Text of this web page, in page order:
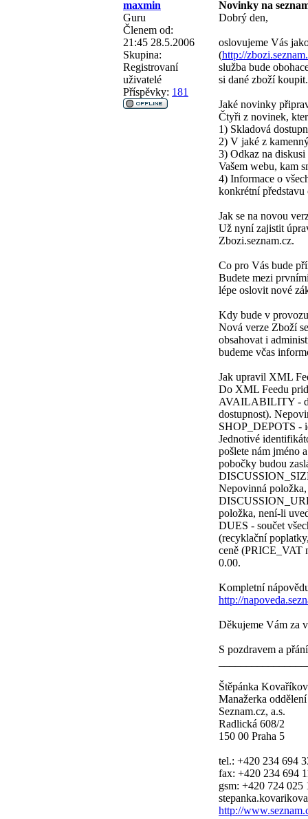
maxmin
Novinky na
Guru
Členem od:
21:45 28.5.2006
Skupina:
Registrovaní
uživatelé
Příspěvky: 181
Dobrý den,
oslovujeme Vás
(http://
služba bude
si dané zboží koupit.
Jaké novinky
Čtyři z novinek,
1) Skladová
2) V jaké z
3) Odkaz na
Vašem webu, kam
4) Informace o
konkrétní představu
Jak se na novou
Už nyní zajistit
Zbozi.seznam.cz.
Co pro Vás bude
Budete mezi
lépe oslovit nové
Kdy bude v
Nová verze Zboží
obsahovat i
budeme včas
Jak upravil XML
Do XML Feedu
AVAILABILITY -
dostupnost).
SHOP_DEPOTS -
Jednotivé
pošlete nám jméno
pobočky budou
Nepovinná
položka, není-li
DUES - součet
(recyklační
ceně (PRICE_VAT
0.00.
Kompletní
http://
Děkujeme Vám za
S pozdravem a
Štěpánka
Manažerka
Seznam.cz, a.s.
Radlická 608/2
150 00 Praha 5
tel.: +420 234 694
fax: +420 234 694
gsm: +420 724 025
http://